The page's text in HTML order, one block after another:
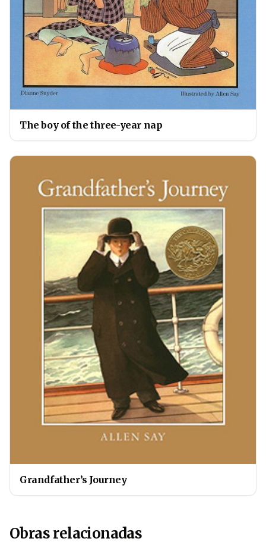
The boy of the three-year nap
Grandfather’s Journey
Obras relacionadas